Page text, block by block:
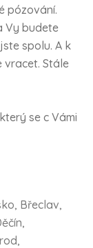
pózování.
Vy budete
spolu. A k
vracet. Stále
se c Vámi
Břeclav,